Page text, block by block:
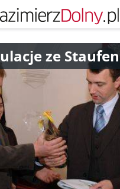
ze Staufen